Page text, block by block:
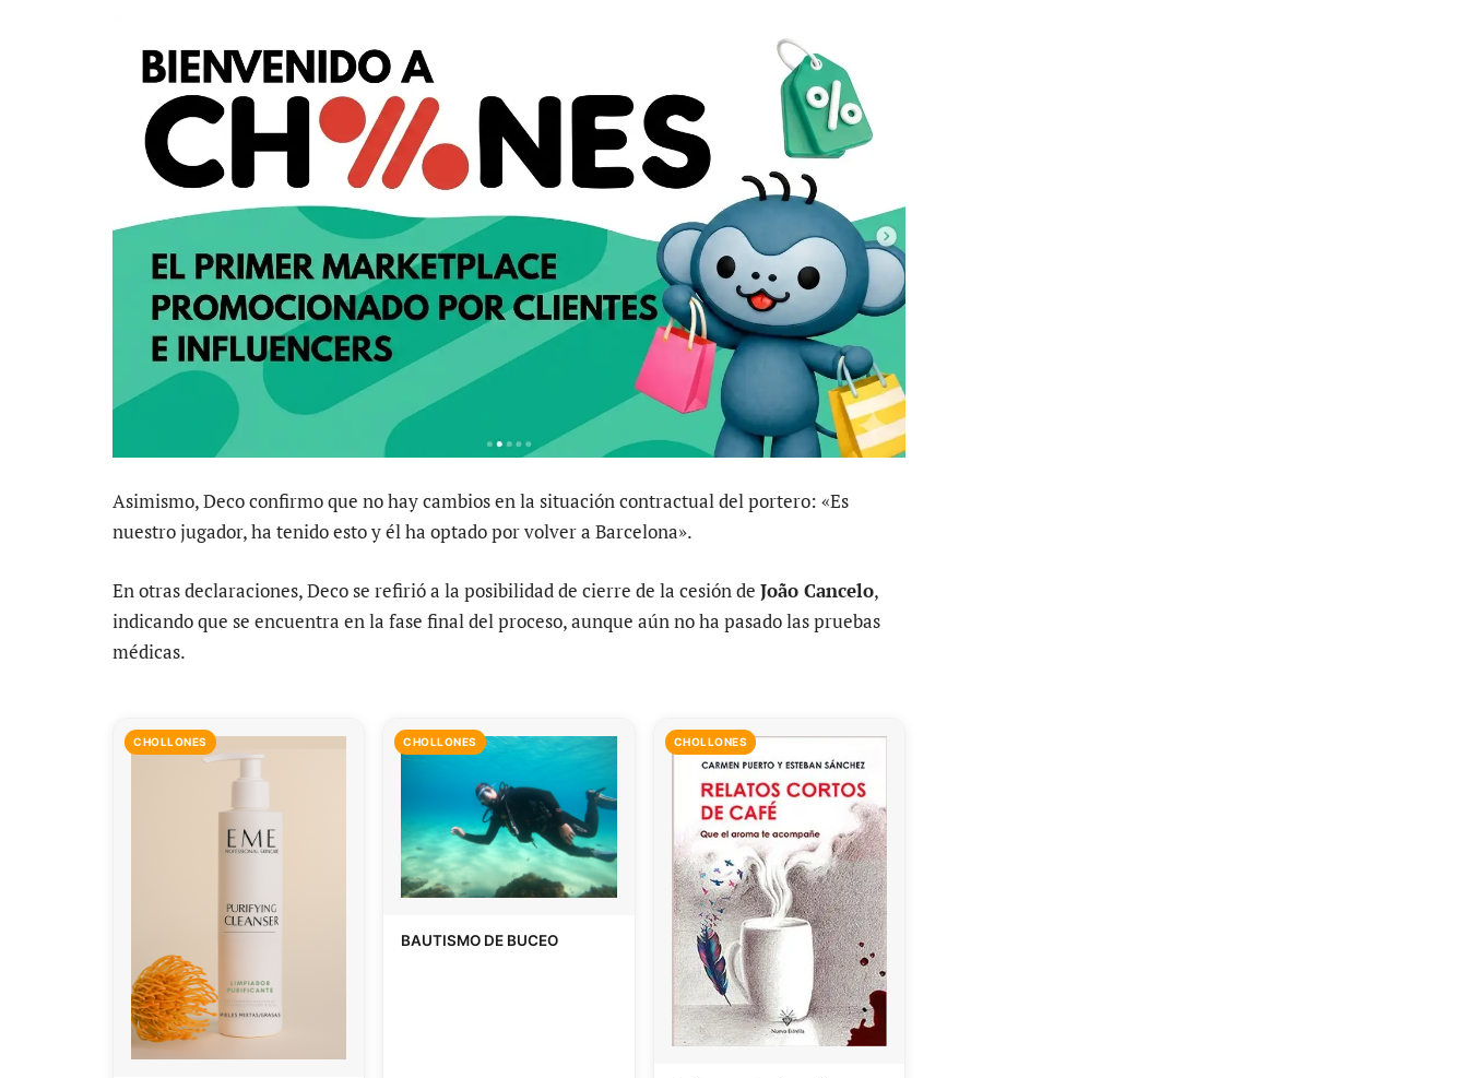
Asimismo, Deco confirmo que no hay cambios en la situación contractual del portero: «Es
nuestro jugador, ha tenido esto y él ha optado por volver a Barcelona».
En otras declaraciones, Deco se refirió a la posibilidad de cierre de la cesión de João Cancelo,
indicando que se encuentra en la fase final del proceso, aunque aún no ha pasado las pruebas
médicas.
CHOLLONES CHOLLONES
BAUTISMO DE BUCEO
CHOLLONES